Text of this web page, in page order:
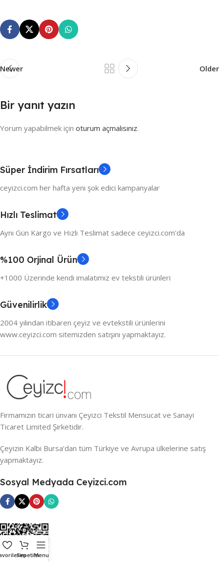
Newer Older
Bir yanıt yazın
Yorum yapabilmek için oturum açmalısınız.
Süper İndirim Fırsatları
ceyizci.com her hafta yeni şok edici kampanyalar
Hızlı Teslimat
Aynı Gün Kargo ve Hızlı Teslimat sadece ceyizci.com'da
%100 Orjinal Ürün
+1000 Üzerinde kendi imalatımız ev tekstili ürünleri
Güvenilirlik
2004 yılından itibaren çeyiz ve evtekstili ürünlerini
www.ceyizci.com sitemizden satışını yapmaktayız.
Firmamızın ticari ünvanı Çeyizci Tekstil Mensucat ve Sanayi
Ticaret Limited Şirketidir.
Çeyizin Kalbi Bursa’dan tüm Türkiye ve Avrupa ülkelerine satış
yapmaktayız.
Sosyal Medyada Ceyizci.com
SepetimMenu